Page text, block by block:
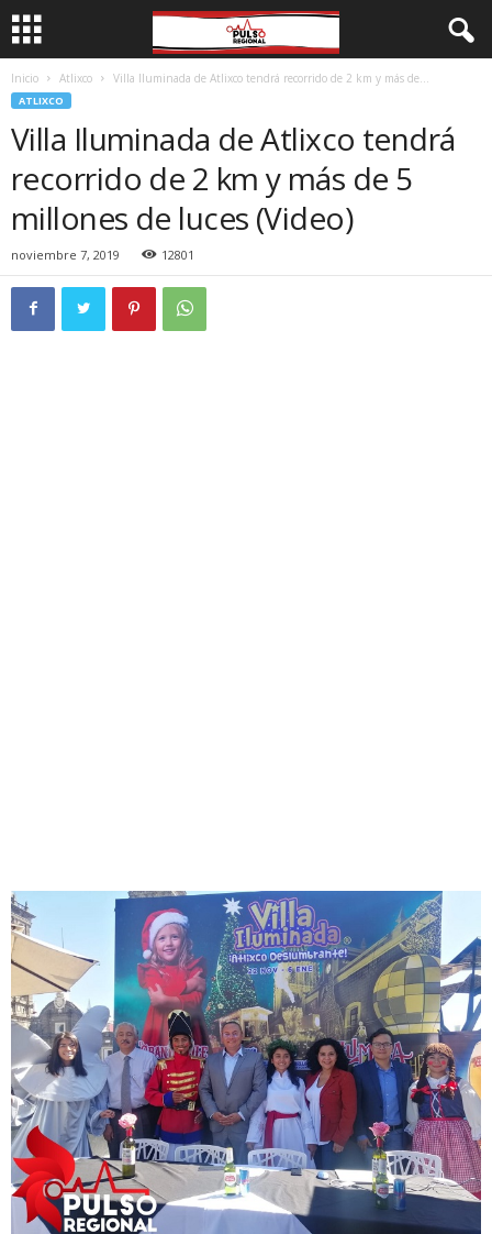
Inicio Atlixco Villa Iluminada de Atlixco tendrá recorrido de 2 km y más de...
ATLIXCO
Villa Iluminada de Atlixco tendrá
recorrido de 2 km y más de 5
millones de luces (Video)
noviembre 7, 2019 12801